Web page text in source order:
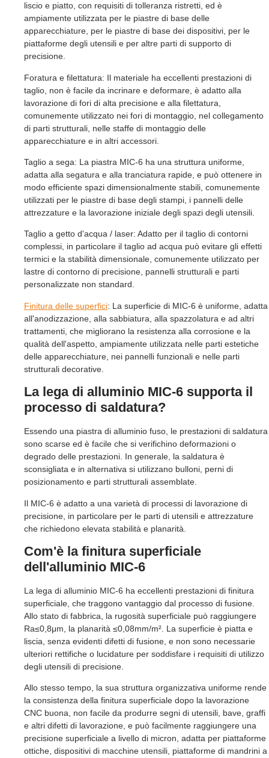
liscio e piatto, con requisiti di tolleranza ristretti, ed è
ampiamente utilizzata per le piastre di base delle
apparecchiature, per le piastre di base dei dispositivi, per le
piattaforme degli utensili e per altre parti di supporto di
precisione.
Foratura e filettatura: Il materiale ha eccellenti prestazioni di
taglio, non è facile da incrinare e deformare, è adatto alla
lavorazione di fori di alta precisione e alla filettatura,
comunemente utilizzato nei fori di montaggio, nel collegamento
di parti strutturali, nelle staffe di montaggio delle
apparecchiature e in altri accessori.
Taglio a sega: La piastra MIC-6 ha una struttura uniforme,
adatta alla segatura e alla tranciatura rapide, e può ottenere in
modo efficiente spazi dimensionalmente stabili, comunemente
utilizzati per le piastre di base degli stampi, i pannelli delle
attrezzature e la lavorazione iniziale degli spazi degli utensili.
Taglio a getto d'acqua / laser: Adatto per il taglio di contorni
complessi, in particolare il taglio ad acqua può evitare gli effetti
termici e la stabilità dimensionale, comunemente utilizzato per
lastre di contorno di precisione, pannelli strutturali e parti
personalizzate non standard.
Finitura delle superfici: La superficie di MIC-6 è uniforme, adatta
all'anodizzazione, alla sabbiatura, alla spazzolatura e ad altri
trattamenti, che migliorano la resistenza alla corrosione e la
qualità dell'aspetto, ampiamente utilizzata nelle parti estetiche
delle apparecchiature, nei pannelli funzionali e nelle parti
strutturali decorative.
La lega di alluminio MIC-6 supporta il
processo di saldatura?
Essendo una piastra di alluminio fuso, le prestazioni di saldatura
sono scarse ed è facile che si verifichino deformazioni o
degrado delle prestazioni. In generale, la saldatura è
sconsigliata e in alternativa si utilizzano bulloni, perni di
posizionamento e parti strutturali assemblate.
Il MIC-6 è adatto a una varietà di processi di lavorazione di
precisione, in particolare per le parti di utensili e attrezzature
che richiedono elevata stabilità e planarità.
Com'è la finitura superficiale
dell'alluminio MIC-6
La lega di alluminio MIC-6 ha eccellenti prestazioni di finitura
superficiale, che traggono vantaggio dal processo di fusione.
Allo stato di fabbrica, la rugosità superficiale può raggiungere
Ra≤0,8μm, la planarità ≤0,08mm/m². La superficie è piatta e
liscia, senza evidenti difetti di fusione, e non sono necessarie
ulteriori rettifiche o lucidature per soddisfare i requisiti di utilizzo
degli utensili di precisione.
Allo stesso tempo, la sua struttura organizzativa uniforme rende
la consistenza della finitura superficiale dopo la lavorazione
CNC buona, non facile da produrre segni di utensili, bave, graffi
e altri difetti di lavorazione, e può facilmente raggiungere una
precisione superficiale a livello di micron, adatta per piattaforme
ottiche, dispositivi di macchine utensili, piattaforme di mandrini a